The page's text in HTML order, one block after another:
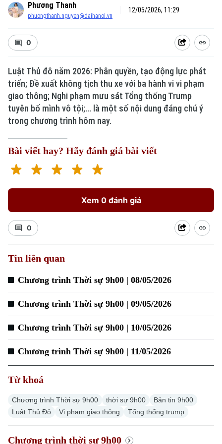
Xu hướng
Chuyên mục
Hà Nội
Hà Nội
Nhịp sống Hà Nội
Phương Thanh
phuongthanh.nguyen@daihanoi.vn
12/05/2026, 11:29
0
Luật Thủ đô năm 2026: Phân quyền, tạo động lực phát
triển; Đề xuất không tịch thu xe với ba hành vi vi phạm
giao thông; Nghi phạm mưu sát Tổng thống Trump
tuyên bố mình vô tội;... là một số nội dung đáng chú ý
trong chương trình hôm nay.
Bài viết hay? Hãy đánh giá bài viết
Xem 0 đánh giá
0
Tin liên quan
Chương trình Thời sự 9h00 | 08/05/2026
Chương trình Thời sự 9h00 | 09/05/2026
Chương trình Thời sự 9h00 | 10/05/2026
Chương trình Thời sự 9h00 | 11/05/2026
Từ khoá
Chương trình Thời sự 9h00 thời sự 9h00
Bản tin 9h00
Luật Thủ Đô
Vi phạm giao thông Tổng thống trump
Chương trình thời sự 9h00